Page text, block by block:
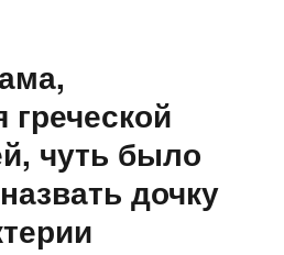
греческой
чуть было
дочку